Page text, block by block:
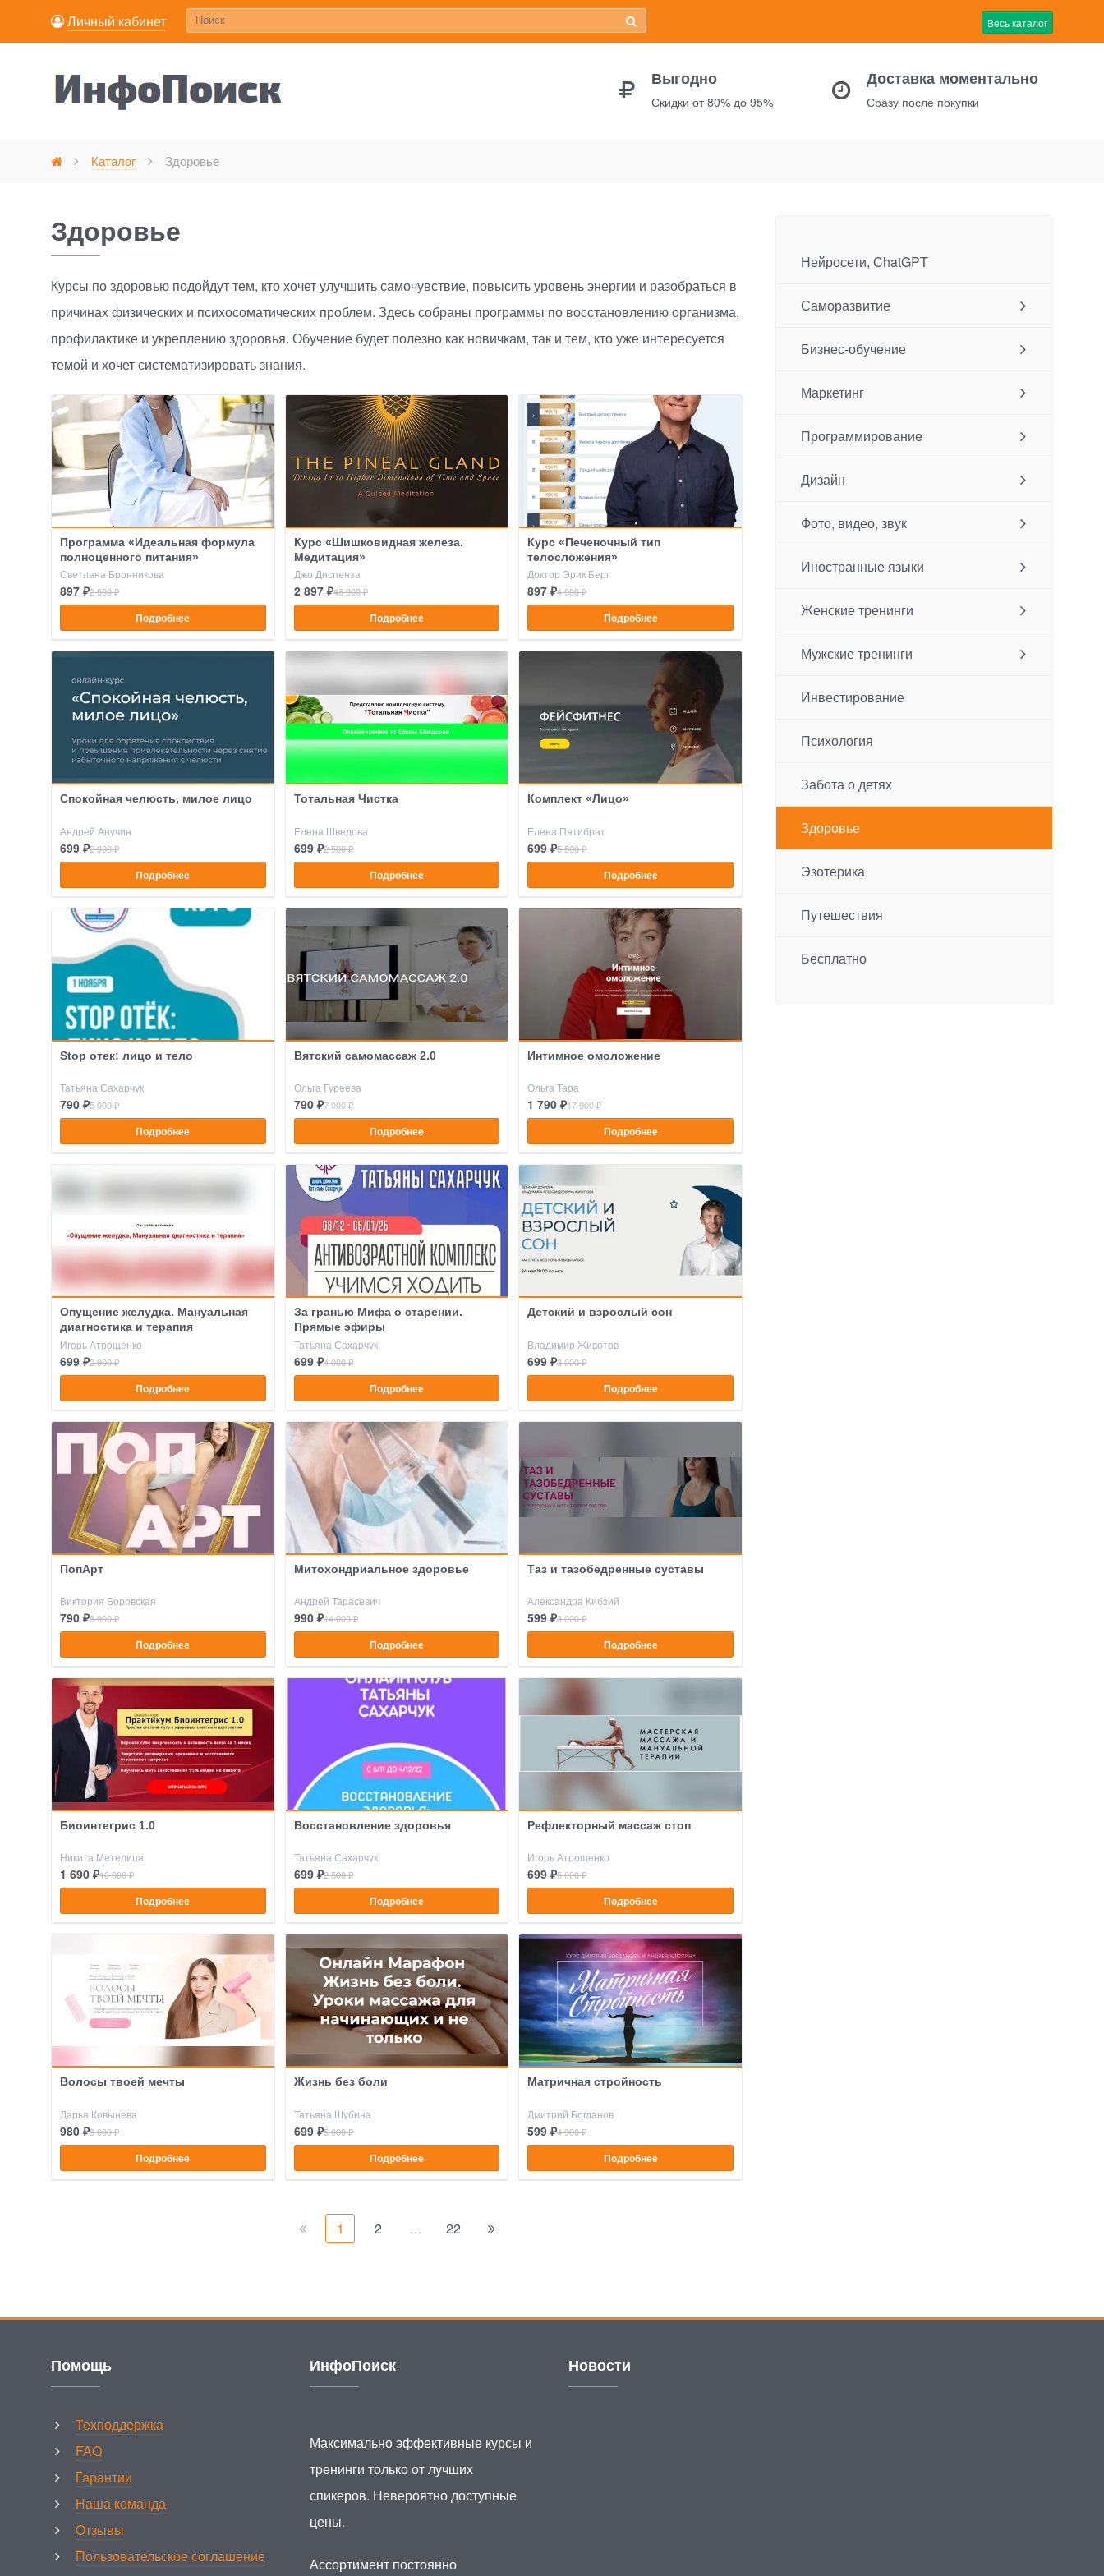
Личный кабинет Весь каталог
Выгодно
Скидки от 80% до 95%
Доставка моментально
Сразу после покупки
Каталог Здоровье
Здоровье
Курсы по здоровью подойдут тем, кто хочет улучшить самочувствие, повысить уровень энергии и разобраться в
причинах физических и психосоматических проблем. Здесь собраны программы по восстановлению организма,
профилактике и укреплению здоровья. Обучение будет полезно как новичкам, так и тем, кто уже интересуется
темой и хочет систематизировать знания.
Программа «Идеальная формула
полноценного питания»
Светлана Бронникова
897 ₽2 990 ₽
Подробнее
Курс «Шишковидная железа.
Медитация»
Джо Диспенза
2 897 ₽48 900 ₽
Подробнее
Курс «Печеночный тип
телосложения»
Доктор Эрик Берг
897 ₽4 900 ₽
Подробнее
Спокойная челюсть, милое лицо
Андрей Анучин
699 ₽2 900 ₽
Подробнее
Тотальная Чистка
Елена Шведова
699 ₽2 500 ₽
Подробнее
Комплект «Лицо»
Елена Пятибрат
699 ₽5 500 ₽
Подробнее
Stop отек: лицо и тело
Татьяна Сахарчук
790 ₽5 000 ₽
Подробнее
Вятский самомассаж 2.0
Ольга Гуреева
790 ₽7 000 ₽
Подробнее
Интимное омоложение
Ольга Тара
1 790 ₽17 900 ₽
Подробнее
Опущение желудка. Мануальная
диагностика и терапия
Игорь Атрощенко
699 ₽2 900 ₽
Подробнее
За гранью Мифа о старении.
Прямые эфиры
Татьяна Сахарчук
699 ₽4 000 ₽
Подробнее
Детский и взрослый сон
Владимир Животов
699 ₽3 000 ₽
Подробнее
ПопАрт
Виктория Боровская
790 ₽6 900 ₽
Подробнее
Митохондриальное здоровье
Андрей Тарасевич
990 ₽14 000 ₽
Подробнее
Таз и тазобедренные суставы
Александра Кибзий
599 ₽3 000 ₽
Подробнее
Биоинтегрис 1.0
Никита Метелица
1 690 ₽16 000 ₽
Подробнее
Восстановление здоровья
Татьяна Сахарчук
699 ₽2 500 ₽
Подробнее
Рефлекторный массаж стоп
Игорь Атрощенко
699 ₽5 000 ₽
Подробнее
Волосы твоей мечты
Дарья Ковынева
980 ₽8 000 ₽
Подробнее
Жизнь без боли
Татьяна Шубина
699 ₽5 000 ₽
Подробнее
Матричная стройность
Дмитрий Богданов
599 ₽4 900 ₽
Подробнее
1 2 … 22
Нейросети, ChatGPT
Саморазвитие
Бизнес-обучение
Маркетинг
Программирование
Дизайн
Фото, видео, звук
Иностранные языки
Женские тренинги
Мужские тренинги
Инвестирование
Психология
Забота о детях
Здоровье
Эзотерика
Путешествия
Бесплатно
Помощь
Техподдержка
FAQ
Гарантии
Наша команда
Отзывы
Пользовательское соглашение
ИнфоПоиск
Максимально эффективные курсы и
тренинги только от лучших
спикеров. Невероятно доступные
цены.
Ассортимент постоянно
Новости